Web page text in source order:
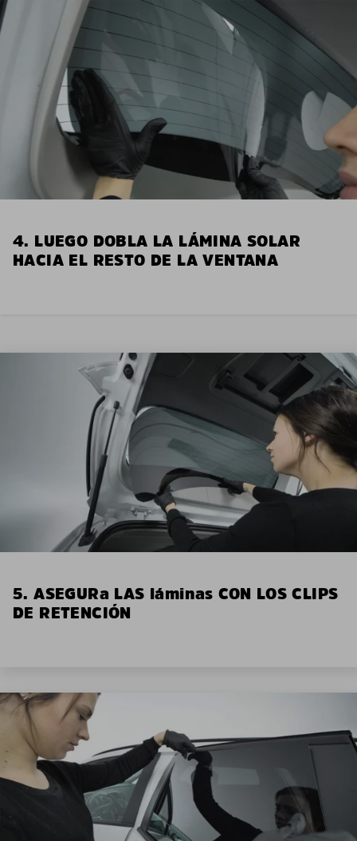
4. LUEGO DOBLA LA LÁMINA SOLAR
HACIA EL RESTO DE LA VENTANA
5. ASEGURa LAS láminas CON LOS CLIPS
DE RETENCIÓN